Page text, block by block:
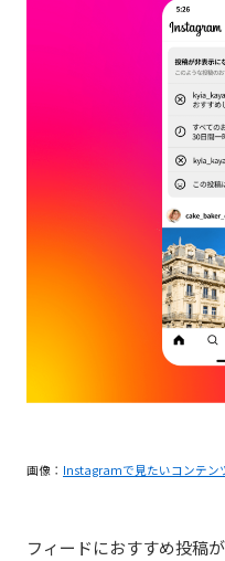
画像： Instagramで見たいコンテン
フィードにおすすめ投稿